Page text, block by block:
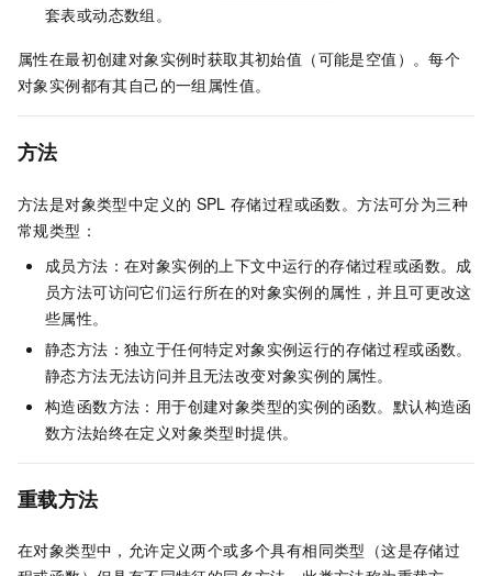
套表或动态数组。
属性在最初创建对象实例时获取其初始值（可能是空值）。每个
对象实例都有其自己的一组属性值。
方法
方法是对象类型中定义的 SPL 存储过程或函数。方法可分为三种
常规类型：
成员方法：在对象实例的上下文中运行的存储过程或函数。成
员方法可访问它们运行所在的对象实例的属性，并且可更改这
些属性。
静态方法：独立于任何特定对象实例运行的存储过程或函数。
静态方法无法访问并且无法改变对象实例的属性。
构造函数方法：用于创建对象类型的实例的函数。默认构造函
数方法始终在定义对象类型时提供。
重载方法
在对象类型中，允许定义两个或多个具有相同类型（这是存储过